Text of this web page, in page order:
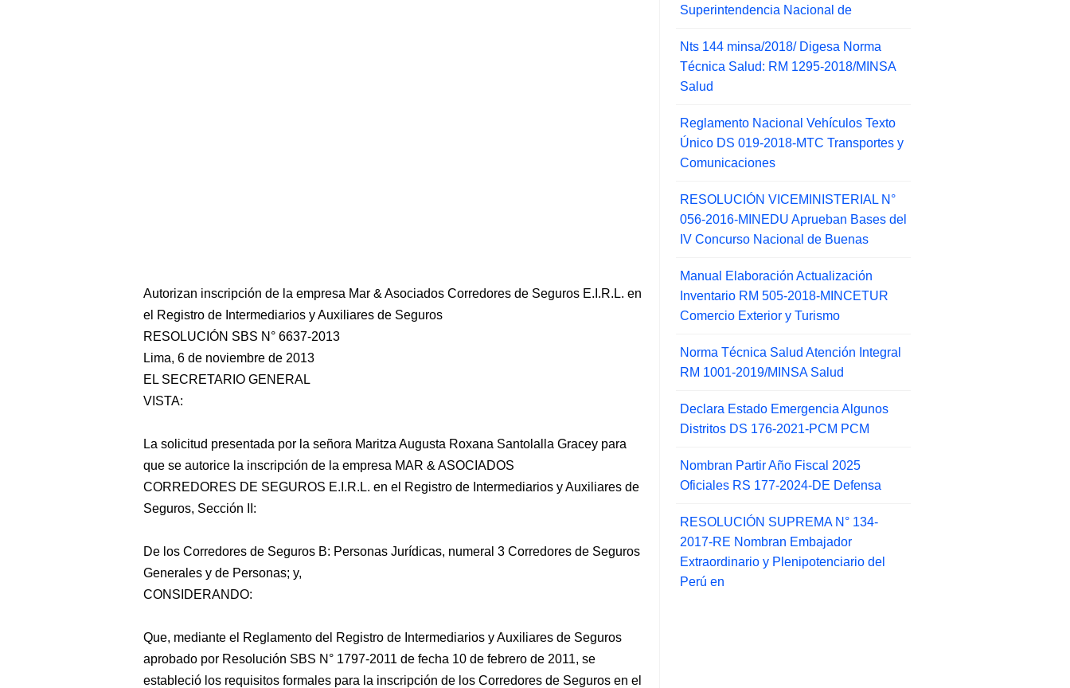
Autorizan inscripción de la empresa Mar & Asociados Corredores de Seguros E.I.R.L. en
el Registro de Intermediarios y Auxiliares de Seguros
RESOLUCIÓN SBS N° 6637-2013
Lima, 6 de noviembre de 2013
EL SECRETARIO GENERAL
VISTA:
La solicitud presentada por la señora Maritza Augusta Roxana Santolalla Gracey para
que se autorice la inscripción de la empresa MAR & ASOCIADOS
CORREDORES DE SEGUROS E.I.R.L. en el Registro de Intermediarios y Auxiliares de
Seguros, Sección II:
De los Corredores de Seguros B: Personas Jurídicas, numeral 3 Corredores de Seguros
Generales y de Personas; y,
CONSIDERANDO:
Que, mediante el Reglamento del Registro de Intermediarios y Auxiliares de Seguros
aprobado por Resolución SBS N° 1797-2011 de fecha 10 de febrero de 2011, se
estableció los requisitos formales para la inscripción de los Corredores de Seguros en el
Superintendencia Nacional de
Nts 144 minsa/2018/ Digesa Norma
Técnica Salud: RM 1295-2018/MINSA
Salud
Reglamento Nacional Vehículos Texto
Único DS 019-2018-MTC Transportes y
Comunicaciones
RESOLUCIÓN VICEMINISTERIAL N°
056-2016-MINEDU Aprueban Bases del
IV Concurso Nacional de Buenas
Manual Elaboración Actualización
Inventario RM 505-2018-MINCETUR
Comercio Exterior y Turismo
Norma Técnica Salud Atención Integral
RM 1001-2019/MINSA Salud
Declara Estado Emergencia Algunos
Distritos DS 176-2021-PCM PCM
Nombran Partir Año Fiscal 2025
Oficiales RS 177-2024-DE Defensa
RESOLUCIÓN SUPREMA N° 134-
2017-RE Nombran Embajador
Extraordinario y Plenipotenciario del
Perú en